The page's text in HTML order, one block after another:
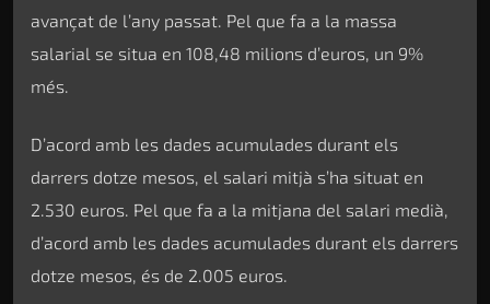
avançat de l’any passat. Pel que fa a la massa
salarial se situa en 108,48 milions d’euros, un 9%
més.
D’acord amb les dades acumulades durant els
darrers dotze mesos, el salari mitjà s’ha situat en
2.530 euros. Pel que fa a la mitjana del salari medià,
d’acord amb les dades acumulades durant els darrers
dotze mesos, és de 2.005 euros.